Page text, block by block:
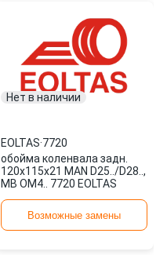
Нет в наличии
EOLTAS·7720
обойма коленвала задн.
120x115x21 MAN D25../D28..,
MB OM4.. 7720 EOLTAS
Возможные замены